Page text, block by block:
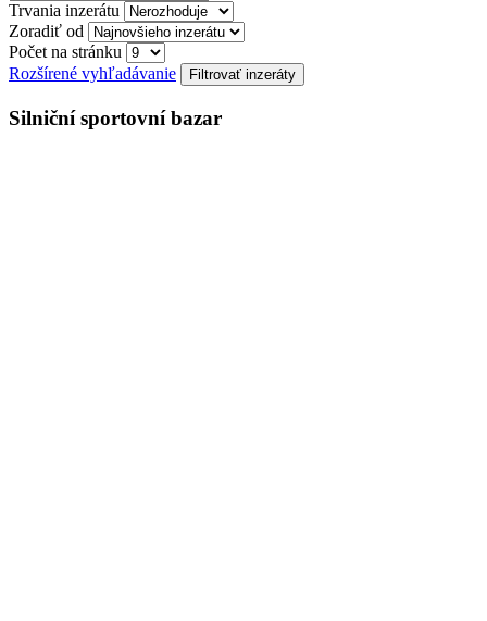
Trvania inzerátu
Zoradiť od
Počet na stránku
Rozšírené vyhľadávanie
Silniční sportovní bazar